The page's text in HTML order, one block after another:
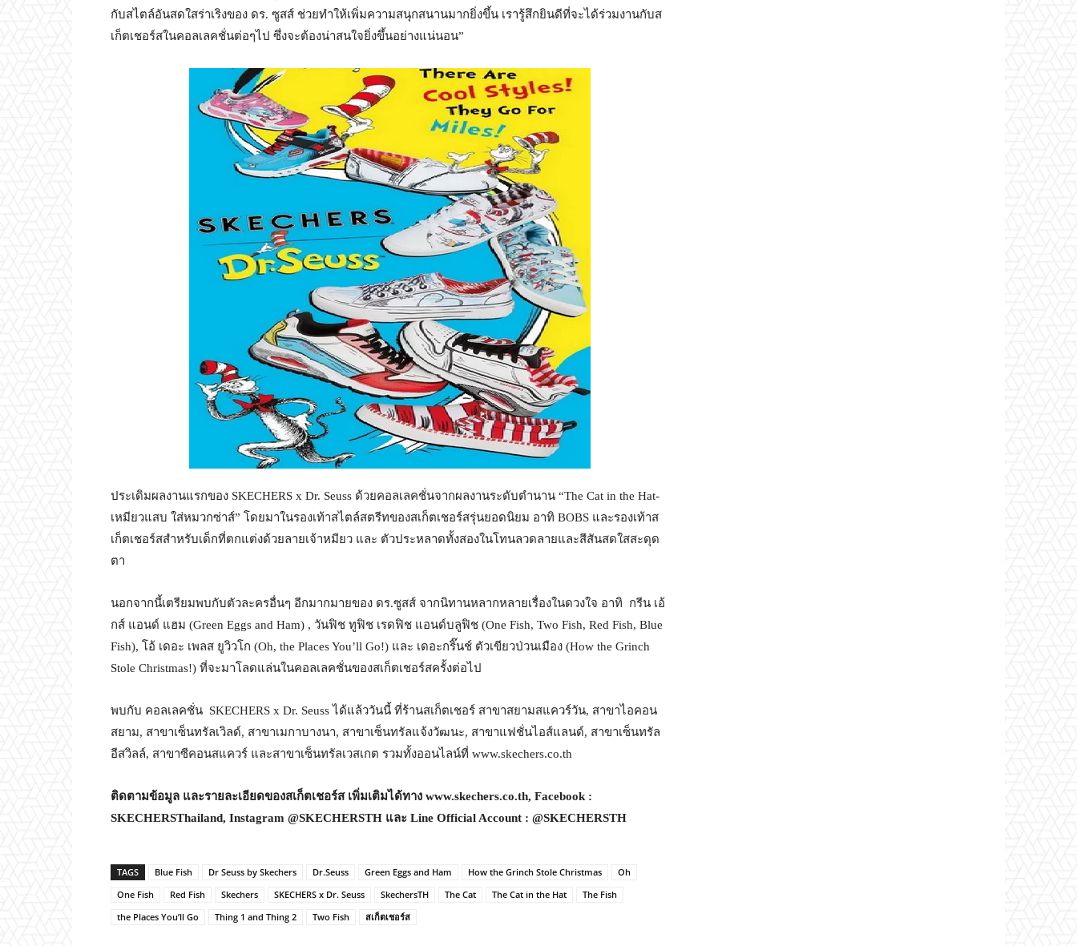
กับสไตล์อันสดใสร่าเริงของ ดร. ซูสส์ ช่วยทำให้เพิ่มความสนุกสนานมากยิ่งขึ้น เรารู้สึกยินดีที่จะได้ร่วมงานกับส
เก็ตเชอร์สในคอลเลคชั่นต่อๆไป ซึ่งจะต้องน่าสนใจยิ่งขึ้นอย่างแน่นอน”
ประเดิมผลงานแรกของ SKECHERS x Dr. Seuss ด้วยคอลเลคชั่นจากผลงานระดับตำนาน “The Cat in the Hat-
เหมียวแสบ ใส่หมวกซ่าส์” โดยมาในรองเท้าสไตล์สตรีทของสเก็ตเชอร์สรุ่นยอดนิยม อาทิ BOBS และรองเท้าส
เก็ตเชอร์สสำหรับเด็กที่ตกแต่งด้วยลายเจ้าหมียว และ ตัวประหลาดทั้งสองในโทนลวดลายและสีสันสดใสสะดุด
ตา
นอกจากนี้เตรียมพบกับตัวละครอื่นๆ อีกมากมายของ ดร.ซูสส์ จากนิทานหลากหลายเรื่องในดวงใจ อาทิ กรีน เอ้
กส์ แอนด์ แฮม (Green Eggs and Ham) , วันฟิช ทูฟิช เรดฟิช แอนด์บลูฟิช (One Fish, Two Fish, Red Fish, Blue
Fish), โอ้ เดอะ เพลส ยูวิวโก (Oh, the Places You’ll Go!) และ เดอะกริ๊นช์ ตัวเขียวป่วนเมือง (How the Grinch
Stole Christmas!) ที่จะมาโลดแล่นในคอลเลคชั่นของสเก็ตเชอร์สครั้งต่อไป
พบกับ คอลเลคชั่น SKECHERS x Dr. Seuss ได้แล้ววันนี้ ที่ร้านสเก็ตเชอร์ สาขาสยามสแควร์วัน, สาขาไอคอน
สยาม, สาขาเซ็นทรัลเวิลด์, สาขาเมกาบางนา, สาขาเซ็นทรัลแจ้งวัฒนะ, สาขาแฟชั่นไอส์แลนด์, สาขาเซ็นทรัล
อีสวิลล์, สาขาซีคอนสแควร์ และสาขาเซ็นทรัลเวสเกต รวมทั้งออนไลน์ที่ www.skechers.co.th
ติดตามข้อมูล และรายละเอียดของสเก็ตเชอร์ส เพิ่มเติมได้ทาง www.skechers.co.th, Facebook :
SKECHERSThailand, Instagram @SKECHERSTH และ Line Official Account : @SKECHERSTH
TAGS Blue Fish Dr Seuss by Skechers Dr.Seuss Green Eggs and Ham How the Grinch Stole Christmas
Oh
One Fish
Red Fish Skechers SKECHERS x Dr. Seuss SkechersTH The Cat The Cat in the Hat
The Fish
the Places You’ll Go
Thing 1 and Thing 2 Two Fish สเก็ตเชอร์ส